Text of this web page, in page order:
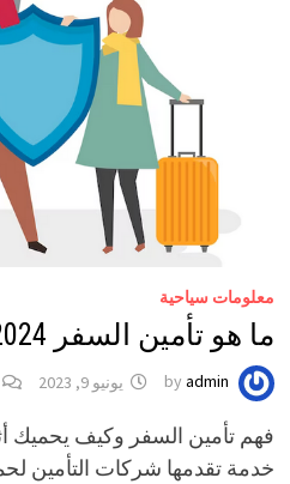
معلومات سياحية
ما هو تأمين السفر 2024
byadmin يونيو 9, 2023
فهم تأمين السفر وكيف يحميك
خدمة تقدمها شركات التأمين